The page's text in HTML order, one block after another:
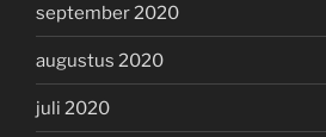
september 2020
augustus 2020
juli 2020